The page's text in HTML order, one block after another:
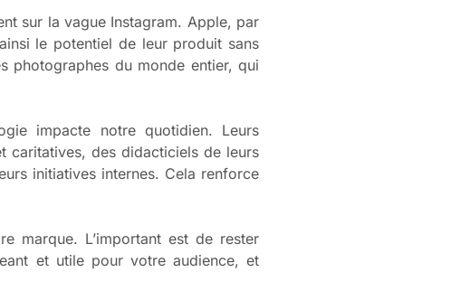
sur la vague Instagram. Apple, par
le potentiel de leur produit sans
photographes du monde entier, qui
impacte notre quotidien. Leurs
caritatives, des didacticiels de leurs
initiatives internes. Cela renforce
marque. L’important est de rester
et utile pour votre audience, et